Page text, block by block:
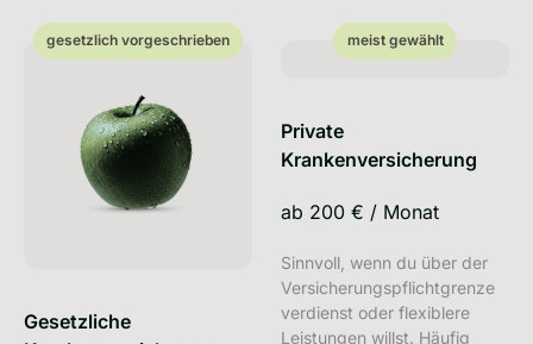
gesetzlich vorgeschrieben
Gesetzliche
gesetzlich vorgeschrieben meist gewählt
Private
Krankenversicherung
ab 200 € / Monat
Sinnvoll, wenn du über der
Versicherungspflichtgrenze
verdienst oder flexiblere
Leistungen willst. Häufig
meist gewählt